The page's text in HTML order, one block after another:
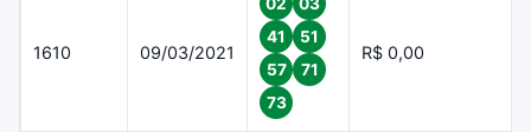
1610 09/03/2021
41
51
57
71
73
R$ 0,00